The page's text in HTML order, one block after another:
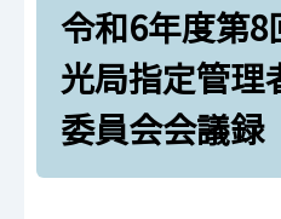
令和6年度第8回堺
者選定委員会会議録
令和6年度第
光局指定管理
委員会会議録